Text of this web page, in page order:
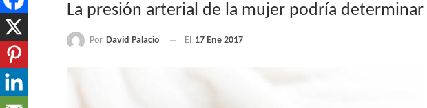
La presión arterial de la mujer podría determinar
Por David Palacio El 17 Ene 2017